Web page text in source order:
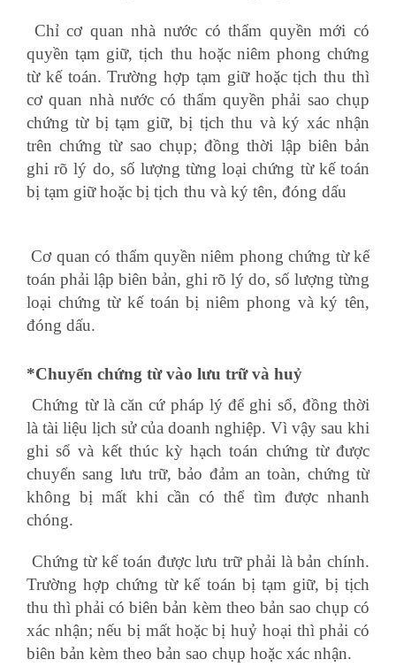
Chỉ cơ quan nhà nước có thẩm quyền mới có
quyền tạm giữ, tịch thu hoặc niêm phong chứng
từ kế toán. Trường hợp tạm giữ hoặc tịch thu thì
cơ quan nhà nước có thẩm quyền phải sao chụp
chứng từ bị tạm giữ, bị tịch thu và ký xác nhận
trên chứng từ sao chụp; đồng thời lập biên bản
ghi rõ lý do, số lượng từng loại chứng từ kế toán
bị tạm giữ hoặc bị tịch thu và ký tên, đóng dấu
Cơ quan có thẩm quyền niêm phong chứng từ kế
toán phải lập biên bản, ghi rõ lý do, số lượng từng
loại chứng từ kế toán bị niêm phong và ký tên,
đóng dấu.
*Chuyển chứng từ vào lưu trữ và huỷ
Chứng từ là căn cứ pháp lý để ghi sổ, đồng thời
là tài liệu lịch sử của doanh nghiệp. Vì vậy sau khi
ghi sổ và kết thúc kỳ hạch toán chứng từ được
chuyển sang lưu trữ, bảo đảm an toàn, chứng từ
không bị mất khi cần có thể tìm được nhanh
chóng.
Chứng từ kế toán được lưu trữ phải là bản chính.
Trường hợp chứng từ kế toán bị tạm giữ, bị tịch
thu thì phải có biên bản kèm theo bản sao chụp có
xác nhận; nếu bị mất hoặc bị huỷ hoại thì phải có
biên bản kèm theo bản sao chụp hoặc xác nhận.